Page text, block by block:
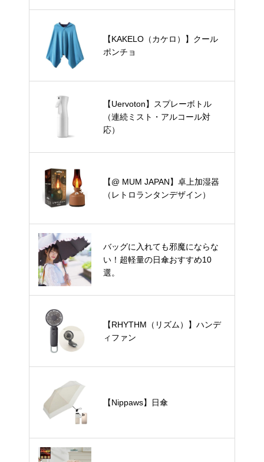
【KAKELO（カケロ）】クール
ポンチョ
【Uervoton】スプレーボトル
（連続ミスト・アルコール対
応）
【@ MUM JAPAN】卓上加湿器
（レトロランタンデザイン）
バッグに入れても邪魔にならな
い！超軽量の日傘おすすめ10
選。
【RHYTHM（リズム）】ハンデ
ィファン
【Nippaws】日傘